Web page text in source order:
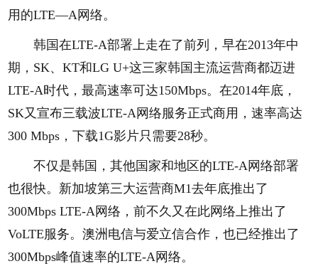
用的LTE—A网络。
韩国在LTE-A部署上走在了前列，早在2013年中
期，SK、KT和LG U+这三家韩国主流运营商都迈进
LTE-A时代，最高速率可达150Mbps。在2014年底，
SK又宣布三载波LTE-A网络服务正式商用，速率高达
300 Mbps，下载1G影片只需要28秒。
不仅是韩国，其他国家和地区的LTE-A网络部署
也很快。新加坡第三大运营商M1去年底推出了
300Mbps LTE-A网络，前不久又在此网络上推出了
VoLTE服务。澳洲电信与爱立信合作，也已经推出了
300Mbps峰值速率的LTE-A网络。